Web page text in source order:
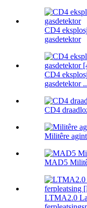
CD4
gasdetektor
CD4
gasdetektor
CD4
Militêre
MAD5
LTMA2.0